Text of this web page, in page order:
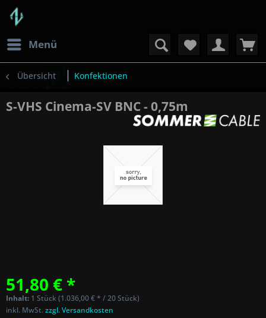
Menü
Übersicht Konfektionen
S-VHS Cinema-SV BNC - 0,75m
51,80 € *
Inhalt: 1 Stück (1.036,00 € * / 20 Stück)
inkl. MwSt.zzgl. Versandkosten